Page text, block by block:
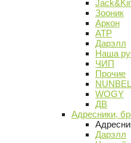
Зооник
Аркон
АТР
Дарэлл
Наша
ЧИП
Прочие
WOGY
ДВ
Адресники,
Дарэлл